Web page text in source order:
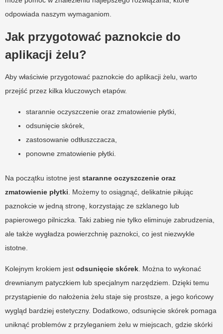
odpowiada naszym wymaganiom.
Jak przygotować paznokcie do
aplikacji żelu?
Aby właściwie przygotować paznokcie do aplikacji żelu, warto
przejść przez kilka kluczowych etapów.
starannie oczyszczenie oraz zmatowienie płytki,
odsunięcie skórek,
zastosowanie odtłuszczacza,
ponowne zmatowienie płytki.
Na początku istotne jest staranne oczyszczenie oraz
zmatowienie płytki . Możemy to osiągnąć, delikatnie piłując
paznokcie w jedną stronę, korzystając ze szklanego lub
papierowego pilniczka. Taki zabieg nie tylko eliminuje zabrudzenia,
ale także wygładza powierzchnię paznokci, co jest niezwykle
istotne.
Kolejnym krokiem jest odsunięcie skórek . Można to wykonać
drewnianym patyczkiem lub specjalnym narzędziem. Dzięki temu
przystąpienie do nałożenia żelu staje się prostsze, a jego końcowy
wygląd bardziej estetyczny. Dodatkowo, odsunięcie skórek pomaga
uniknąć problemów z przyleganiem żelu w miejscach, gdzie skórki